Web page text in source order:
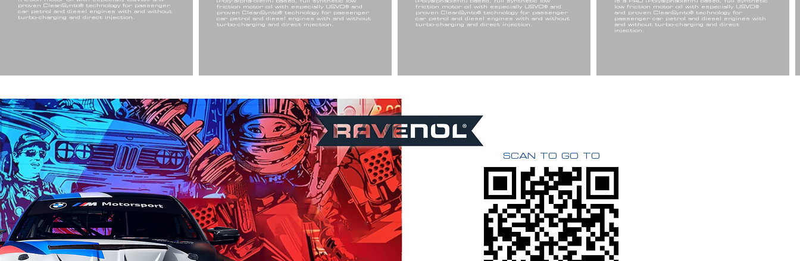
proven CleanSynto® technology for passenger
car petrol and diesel engines with and without
turbo-charging and direct injection.
(Poly-alpha-olefin) based, full synthetic low
friction motor oil with especially USVO® and
proven CleanSynto® technology for passenger
car petrol and diesel engines with and without
turbo-charging and direct injection.
(Polyalphaolefin) based, full synthetic low
friction motor oil with especially USVO® and
proven CleanSynto® technology for passenger
car petrol and diesel engines with and without
turbo-charging and direct injection.
is a PAO (Polyalphaolefin) based, full synthetic
low friction motor oil with especially USVO®
and proven CleanSynto® technology for
passenger car petrol and diesel engines with
and without turbo-charging and direct
injection.
SCAN TO GO TO